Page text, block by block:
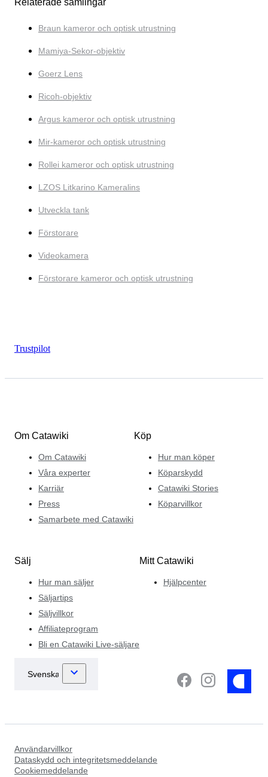
Relaterade samlingar
Braun kameror och optisk utrustning
Mamiya-Sekor-objektiv
Goerz Lens
Ricoh-objektiv
Argus kameror och optisk utrustning
Mir-kameror och optisk utrustning
Rollei kameror och optisk utrustning
LZOS Litkarino Kameralins
Utveckla tank
Förstorare
Videokamera
Förstorare kameror och optisk utrustning
Trustpilot
Om Catawiki
Om Catawiki
Våra experter
Karriär
Press
Samarbete med Catawiki
Köp
Hur man köper
Köparskydd
Catawiki Stories
Köparvillkor
Sälj
Hur man säljer
Säljartips
Säljvillkor
Affiliateprogram
Bli en Catawiki Live-säljare
Mitt Catawiki
Hjälpcenter
Användarvillkor
Dataskydd och integritetsmeddelande
Cookiemeddelande